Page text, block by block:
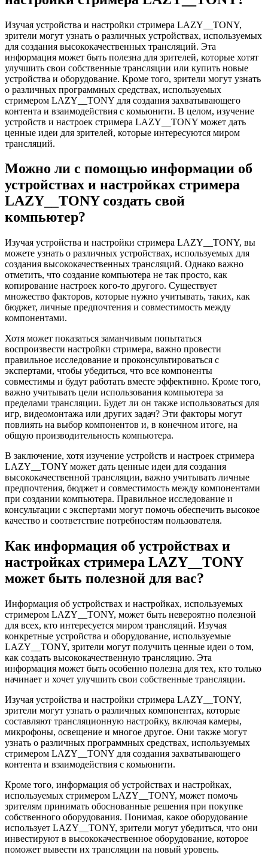
Изучая устройства и настройки стримера LAZY__TONY,
зрители могут узнать о различных устройствах, используемых
для создания высококачественных трансляций. Эта
информация может быть полезна для зрителей, которые хотят
улучшить свои собственные трансляции или купить новые
устройства и оборудование. Кроме того, зрители могут узнать
о различных программных средствах, используемых
стримером LAZY__TONY для создания захватывающего
контента и взаимодействия с комьюнити. В целом, изучение
устройств и настроек стримера LAZY__TONY может дать
ценные идеи для зрителей, которые интересуются миром
трансляций.
Можно ли с помощью информации об
устройствах и настройках стримера
LAZY__TONY создать свой
компьютер?
Изучая устройства и настройки стримера LAZY__TONY, вы
можете узнать о различных устройствах, используемых для
создания высококачественных трансляций. Однако важно
отметить, что создание компьютера не так просто, как
копирование настроек кого-то другого. Существует
множество факторов, которые нужно учитывать, таких, как
бюджет, личные предпочтения и совместимость между
компонентами.
Хотя может показаться заманчивым попытаться
воспроизвести настройки стримера, важно провести
правильное исследование и проконсультироваться с
экспертами, чтобы убедиться, что все компоненты
совместимы и будут работать вместе эффективно. Кроме того,
важно учитывать цели использования компьютера за
пределами трансляции. Будет ли он также использоваться для
игр, видеомонтажа или других задач? Эти факторы могут
повлиять на выбор компонентов и, в конечном итоге, на
общую производительность компьютера.
В заключение, хотя изучение устройств и настроек стримера
LAZY__TONY может дать ценные идеи для создания
высококачественной трансляции, важно учитывать личные
предпочтения, бюджет и совместимость между компонентами
при создании компьютера. Правильное исследование и
консультации с экспертами могут помочь обеспечить высокое
качество и соответствие потребностям пользователя.
Как информация об устройствах и
настройках стримера LAZY__TONY
может быть полезной для вас?
Информация об устройствах и настройках, используемых
стримером LAZY__TONY, может быть невероятно полезной
для всех, кто интересуется миром трансляций. Изучая
конкретные устройства и оборудование, используемые
LAZY__TONY, зрители могут получить ценные идеи о том,
как создать высококачественную трансляцию. Эта
информация может быть особенно полезна для тех, кто только
начинает и хочет улучшить свои собственные трансляции.
Изучая устройства и настройки стримера LAZY__TONY,
зрители могут узнать о различных компонентах, которые
составляют трансляционную настройку, включая камеры,
микрофоны, освещение и многое другое. Они также могут
узнать о различных программных средствах, используемых
стримером LAZY__TONY для создания захватывающего
контента и взаимодействия с комьюнити.
Кроме того, информация об устройствах и настройках,
используемых стримером LAZY__TONY, может помочь
зрителям принимать обоснованные решения при покупке
собственного оборудования. Понимая, какое оборудование
использует LAZY__TONY, зрители могут убедиться, что они
инвестируют в высококачественное оборудование, которое
поможет вывести их трансляции на новый уровень.